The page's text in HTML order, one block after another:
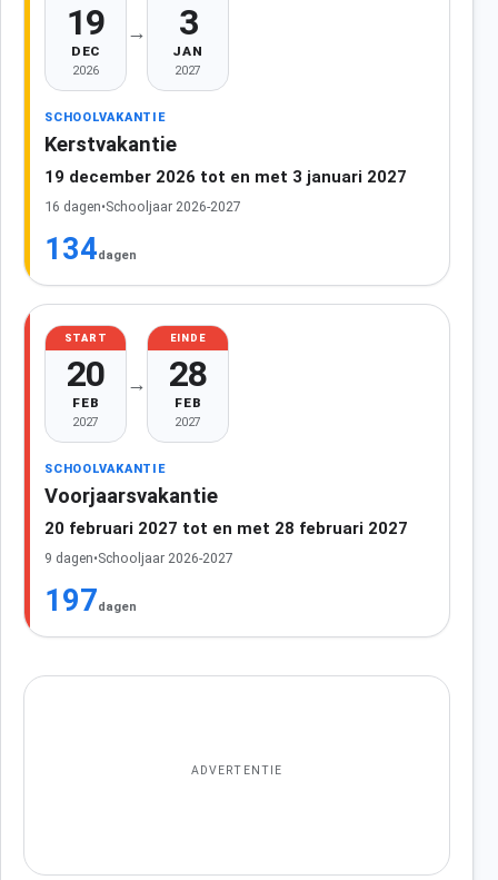
19
DEC
2026
→ 3
JAN
2027
SCHOOLVAKANTIE
Kerstvakantie
19 december 2026 tot en met 3 januari 2027
16 dagen•Schooljaar 2026-2027
134dagen
START
20
FEB
2027
→
EINDE
28
FEB
2027
SCHOOLVAKANTIE
Voorjaarsvakantie
20 februari 2027 tot en met 28 februari 2027
9 dagen•Schooljaar 2026-2027
197dagen
ADVERTENTIE